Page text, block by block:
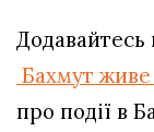
Бахмут живе
про події в